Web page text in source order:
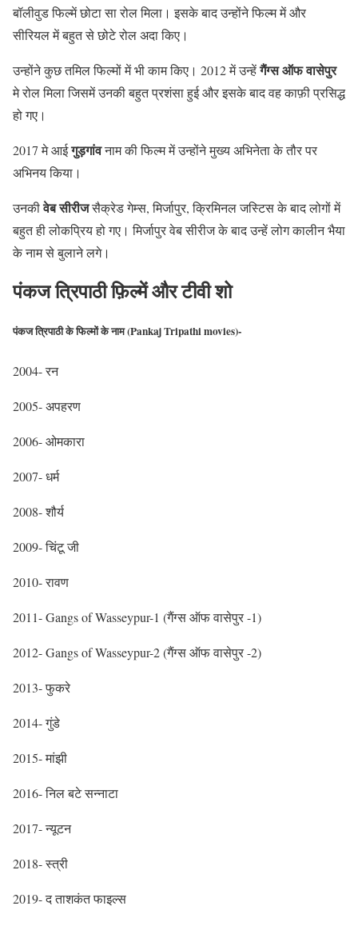
बॉलीवुड फिल्में छोटा सा रोल मिला। इसके बाद उन्होंने फिल्म में और
सीरियल में बहुत से छोटे रोल अदा किए।
उन्होंने कुछ तमिल फिल्मों में भी काम किए। 2012 में उन्हेंगैंग्स ऑफ वासेपुर
मे रोल मिला जिसमें उनकी बहुत प्रशंसा हुई और इसके बाद वह काफ़ी प्रसिद्ध
हो गए।
2017 मे आईगुड़गांवनाम की फिल्म में उन्होंने मुख्य अभिनेता के तौर पर
अभिनय किया।
उनकीवेब सीरीजसैक्रेड गेम्स, मिर्जापुर, क्रिमिनल जस्टिस के बाद लोगों में
बहुत ही लोकप्रिय हो गए। मिर्जापुर वेब सीरीज के बाद उन्हें लोग कालीन भैया
के नाम से बुलाने लगे।
पंकज त्रिपाठी फ़िल्में और टीवी शो
पंकज त्रिपाठी के फिल्मों के नाम (Pankaj Tripathi movies)-
2004- रन
2005- अपहरण
2006- ओमकारा
2007- धर्म
2008- शौर्य
2009- चिंटू जी
2010- रावण
2011- Gangs of Wasseypur-1 (गैंग्स ऑफ वासेपुर -1)
2012- Gangs of Wasseypur-2 (गैंग्स ऑफ वासेपुर -2)
2013- फुकरे
2014- गुंडे
2015- मांझी
2016- निल बटे सन्नाटा
2017- न्यूटन
2018- स्त्री
2019- द ताशकंत फाइल्स